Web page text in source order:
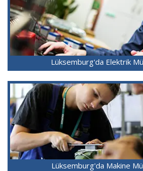
Lüksemburg'da Elektrik
Lüksemburg'da Makine